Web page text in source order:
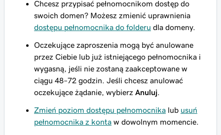
Chcesz przypisać pełnomocnikom dostęp do
swoich domen? Możesz zmienić uprawnienia
dostępu pełnomocnika do folderu dla domeny.
Oczekujące zaproszenia mogą być anulowane
przez Ciebie lub już istniejącego pełnomocnika i
wygasną, jeśli nie zostaną zaakceptowane w
ciągu 48–72 godzin. Jeśli chcesz anulować
oczekujące żądanie, wybierz Anuluj.
Zmień poziom dostępu pełnomocnika lub usuń
pełnomocnika z konta w dowolnym momencie.